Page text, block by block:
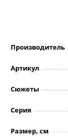
Производитель
Артикул
Сюжеты
Серия
Размер, см